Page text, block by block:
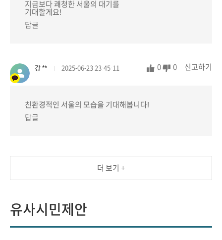
지금보다 쾌청한 서울의 대기를
기대할게요!
답글
강 ** 2025-06-23 23:45:11 0 0 신고하기
친환경적인 서울의 모습을 기대해봅니다!
답글
더 보기 +
유사시민제안